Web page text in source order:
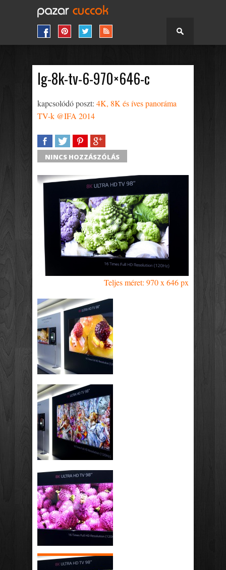
lg-8k-tv-6-970×646-c
kapcsolódó poszt: 4K, 8K és íves panoráma
TV-k @IFA 2014
SHARETWEETSHARESHARE
NINCS HOZZÁSZÓLÁS
Teljes méret: 970 x 646 px